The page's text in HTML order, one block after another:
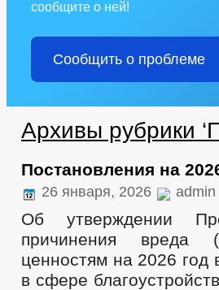
сообщите о ней!
Сообщить о проблеме
Архивы рубрики
Постановления на
26 января, 2026 admin
Об утверждении
причинения вреда
ценностям на 2026 год
в сфере